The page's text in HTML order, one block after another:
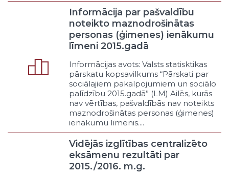
Privātā īpašuma apsaimniekošana
Cits apsaimniekošanas veids
Uzņēmējdarbība
Uzņēmējdarbība nodrošinot
pašvaldības pakalpojumus
Uzņēmējdarbība īstenojot
administrēšanas funkcijas
Uzņēmējdarbība vairojot
pašvaldības resursus
Uzņēmējdarbība sniedzot sociālo
atbalstu
Cits pašvaldības uzņēmējdarbības
veids
Informēšana
Atbalsta funkciju organizēšana
Informācija par pašvaldību
noteikto maznodrošinātas
personas (ģimenes) ienākumu
līmeni 2015.gadā
Informācijas avots: Valsts statisktikas
pārskatu kopsavilkums “Pārskati par
sociālajiem pakalpojumiem un sociālo
palīdzību 2015.gadā” (LM) Ailēs, kurās
nav vērtības, pašvaldībās nav noteikts
maznodrošinātas personas (ģimenes)
ienākumu līmenis....
Vidējās izglītības centralizēto
eksāmenu rezultāti par
2015./2016. m.g.